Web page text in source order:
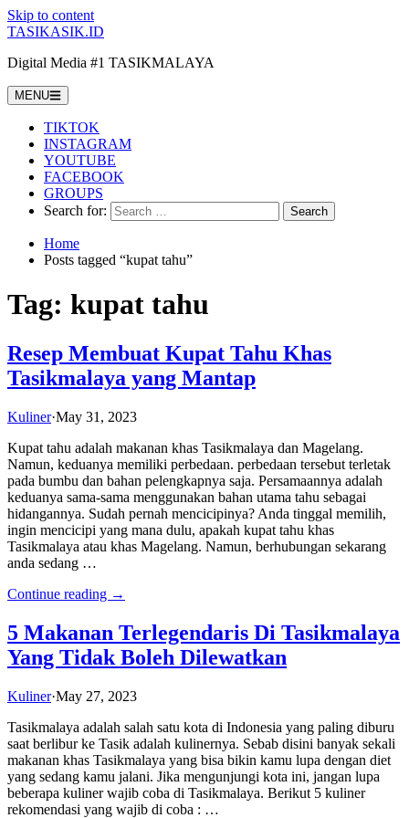
Skip to content
TASIKASIK.ID
Digital Media #1 TASIKMALAYA
MENU
TIKTOK
INSTAGRAM
YOUTUBE
FACEBOOK
GROUPS
Search for:
Home
Posts tagged “kupat tahu”
Tag: kupat tahu
Resep Membuat Kupat Tahu Khas
Tasikmalaya yang Mantap
Kuliner·May 31, 2023
Kupat tahu adalah makanan khas Tasikmalaya dan Magelang.
Namun, keduanya memiliki perbedaan. perbedaan tersebut terletak
pada bumbu dan bahan pelengkapnya saja. Persamaannya adalah
keduanya sama-sama menggunakan bahan utama tahu sebagai
hidangannya. Sudah pernah mencicipinya? Anda tinggal memilih,
ingin mencicipi yang mana dulu, apakah kupat tahu khas
Tasikmalaya atau khas Magelang. Namun, berhubungan sekarang
anda sedang …
Continue reading →
5 Makanan Terlegendaris Di Tasikmalaya
Yang Tidak Boleh Dilewatkan
Kuliner·May 27, 2023
Tasikmalaya adalah salah satu kota di Indonesia yang paling diburu
saat berlibur ke Tasik adalah kulinernya. Sebab disini banyak sekali
makanan khas Tasikmalaya yang bisa bikin kamu lupa dengan diet
yang sedang kamu jalani. Jika mengunjungi kota ini, jangan lupa
beberapa kuliner wajib coba di Tasikmalaya. Berikut 5 kuliner
rekomendasi yang wajib di coba : …